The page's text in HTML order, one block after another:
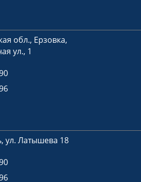
обл., Ерзовка,
ул., 1
ул. Латышева 18